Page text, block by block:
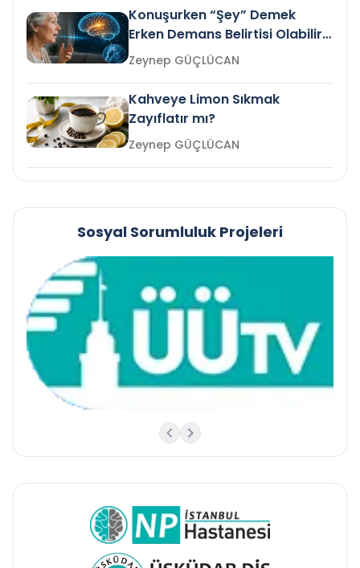
Konuşurken “Şey” Demek
Erken Demans Belirtisi Olabilir
mi?
Zeynep GÜÇLÜCAN
Kahveye Limon Sıkmak
Zayıflatır mı?
Zeynep GÜÇLÜCAN
Sosyal Sorumluluk Projeleri